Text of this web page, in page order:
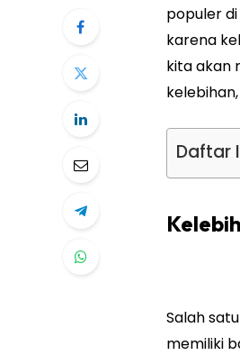
populer di
karena
kita akan
Daftar
Salah
memiliki